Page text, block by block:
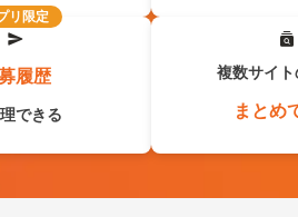
リ限定
履歴
できる
複数サイ
まとめ